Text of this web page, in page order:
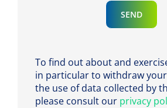
SEND
To find out about and
in particular to withdraw
the use of data collected by
please consult our privacy